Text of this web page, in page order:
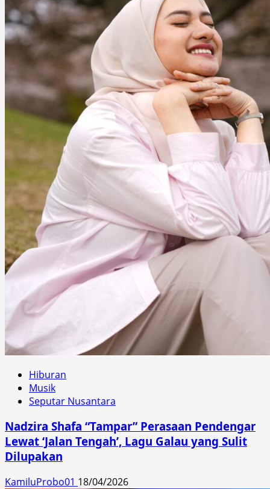
Hiburan
Musik
Seputar Nusantara
Nadzira Shafa “Tampar” Perasaan Pendengar
Lewat ‘Jalan Tengah’, Lagu Galau yang Sulit
Dilupakan
KamiluProbo01 18/04/2026